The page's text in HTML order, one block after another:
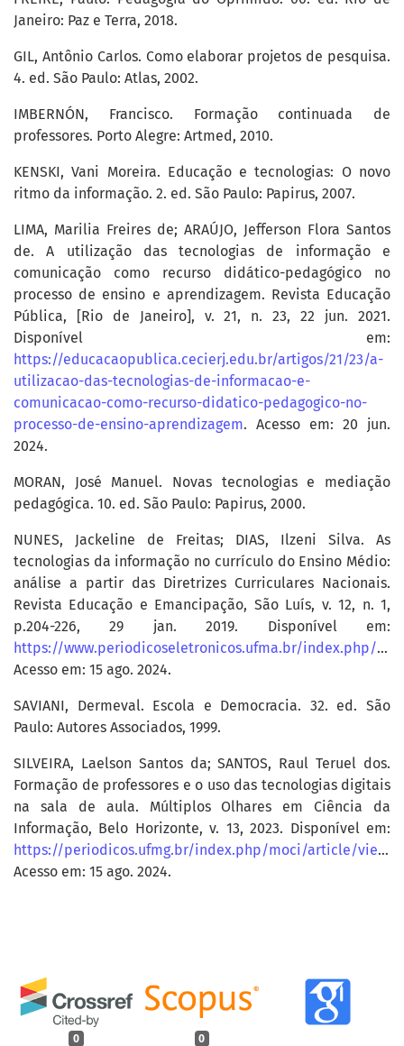
0 0
Janeiro: Paz e Terra, 2018.
GIL, Antônio Carlos. Como elaborar projetos de pesquisa.
4. ed. São Paulo: Atlas, 2002.
IMBERNÓN, Francisco. Formação continuada de
professores. Porto Alegre: Artmed, 2010.
KENSKI, Vani Moreira. Educação e tecnologias: O novo
ritmo da informação. 2. ed. São Paulo: Papirus, 2007.
LIMA, Marilia Freires de; ARAÚJO, Jefferson Flora Santos
de. A utilização das tecnologias de informação e
comunicação como recurso didático-pedagógico no
processo de ensino e aprendizagem. Revista Educação
Pública, [Rio de Janeiro], v. 21, n. 23, 22 jun. 2021.
Disponível em:
https://educacaopublica.cecierj.edu.br/artigos/21/23/a-
utilizacao-das-tecnologias-de-informacao-e-
comunicacao-como-recurso-didatico-pedagogico-no-
processo-de-ensino-aprendizagem. Acesso em: 20 jun.
2024.
MORAN, José Manuel. Novas tecnologias e mediação
pedagógica. 10. ed. São Paulo: Papirus, 2000.
NUNES, Jackeline de Freitas; DIAS, Ilzeni Silva. As
tecnologias da informação no currículo do Ensino Médio:
análise a partir das Diretrizes Curriculares Nacionais.
Revista Educação e Emancipação, São Luís, v. 12, n. 1,
p.204-226, 29 jan. 2019. Disponível em:
https://www.periodicoseletronicos.ufma.br/index.php/reducacaoemancipacao/article/view/10753
Acesso em: 15 ago. 2024.
SAVIANI, Dermeval. Escola e Democracia. 32. ed. São
Paulo: Autores Associados, 1999.
SILVEIRA, Laelson Santos da; SANTOS, Raul Teruel dos.
Formação de professores e o uso das tecnologias digitais
na sala de aula. Múltiplos Olhares em Ciência da
Informação, Belo Horizonte, v. 13, 2023. Disponível em:
https://periodicos.ufmg.br/index.php/moci/article/view/26785
Acesso em: 15 ago. 2024.